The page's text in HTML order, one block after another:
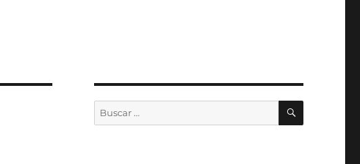
Buscar
por:
BUSCAR